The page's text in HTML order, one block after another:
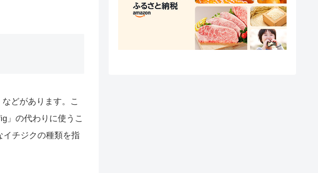
などがあります。こ
」の代わりに使うこ
イチジクの種類を指